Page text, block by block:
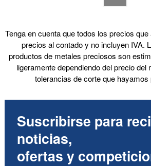
Forma
Dimensiones
Mostrar
Tenga en cuenta que todos los precios
precios al contado y no incluyen IVA.
productos de metales preciosos son
ligeramente dependiendo del precio del
tolerancias de corte que hayamos
Suscribirse para
noticias,
ofertas y